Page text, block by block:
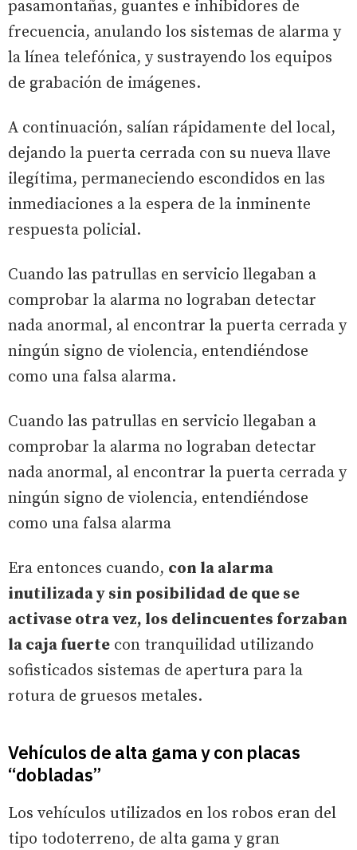
pasamontañas, guantes e inhibidores de
frecuencia, anulando los sistemas de alarma y
la línea telefónica, y sustrayendo los equipos
de grabación de imágenes.
A continuación, salían rápidamente del local,
dejando la puerta cerrada con su nueva llave
ilegítima, permaneciendo escondidos en las
inmediaciones a la espera de la inminente
respuesta policial.
Cuando las patrullas en servicio llegaban a
comprobar la alarma no lograban detectar
nada anormal, al encontrar la puerta cerrada y
ningún signo de violencia, entendiéndose
como una falsa alarma.
Cuando las patrullas en servicio llegaban a
comprobar la alarma no lograban detectar
nada anormal, al encontrar la puerta cerrada y
ningún signo de violencia, entendiéndose
como una falsa alarma
Era entonces cuando, con la alarma
inutilizada y sin posibilidad de que se
activase otra vez, los delincuentes forzaban
la caja fuerte con tranquilidad utilizando
sofisticados sistemas de apertura para la
rotura de gruesos metales.
Vehículos de alta gama y con placas
“dobladas”
Los vehículos utilizados en los robos eran del
tipo todoterreno, de alta gama y gran